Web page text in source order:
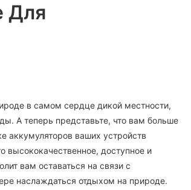
Для
в самом сердце дикой местности,
А теперь представьте, что вам больше
аккумуляторов ваших устройств
высококачественное, доступное и
вам оставаться на связи с
наслаждаться отдыхом на природе.